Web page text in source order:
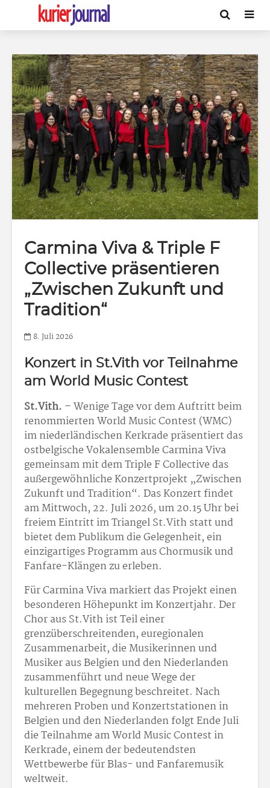
Carmina Viva & Triple F
Collective präsentieren
„Zwischen Zukunft und
Tradition“
8. Juli 2026
Konzert in St.Vith vor Teilnahme
am World Music Contest
St.Vith. – Wenige Tage vor dem Auftritt beim
renommierten World Music Contest (WMC)
im niederländischen Kerkrade präsentiert das
ostbelgische Vokalensemble Carmina Viva
gemeinsam mit dem Triple F Collective das
außergewöhnliche Konzertprojekt „Zwischen
Zukunft und Tradition“. Das Konzert findet
am Mittwoch, 22. Juli 2026, um 20.15 Uhr bei
freiem Eintritt im Triangel St.Vith statt und
bietet dem Publikum die Gelegenheit, ein
einzigartiges Programm aus Chormusik und
Fanfare-Klängen zu erleben.
Für Carmina Viva markiert das Projekt einen
besonderen Höhepunkt im Konzertjahr. Der
Chor aus St.Vith ist Teil einer
grenzüberschreitenden, euregionalen
Zusammenarbeit, die Musikerinnen und
Musiker aus Belgien und den Niederlanden
zusammenführt und neue Wege der
kulturellen Begegnung beschreitet. Nach
mehreren Proben und Konzertstationen in
Belgien und den Niederlanden folgt Ende Juli
die Teilnahme am World Music Contest in
Kerkrade, einem der bedeutendsten
Wettbewerbe für Blas- und Fanfaremusik
weltweit.